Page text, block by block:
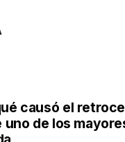
causó el
uno de los